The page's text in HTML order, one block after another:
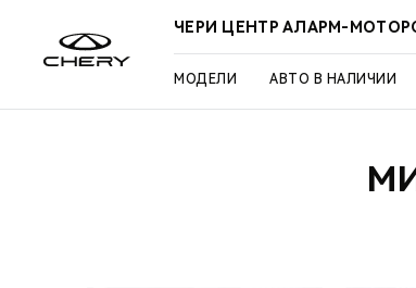
ЧЕРИ ЦЕНТР АЛАРМ-
МОДЕЛИ АВТО В НАЛИЧИИ